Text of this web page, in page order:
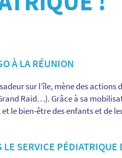
À LA RÉUNION
sur l’île, mène des
Raid…). Grâce à sa
le bien-être des enfants et de
LE SERVICE